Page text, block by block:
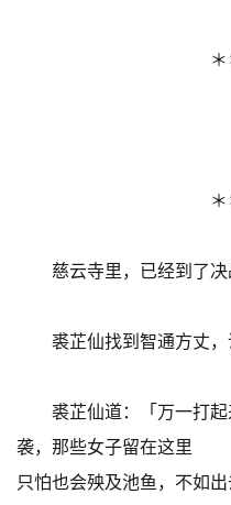
＊＊＊ ＊
第三十七
＊＊＊ ＊
慈云寺里，已经到了决
裘芷仙找到智通方丈，
裘芷仙道：「万一打起
袭，那些女子留在这里
只怕也会殃及池鱼，不如